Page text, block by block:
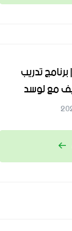
تدريب
مع لوسد